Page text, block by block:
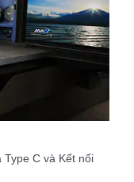
Type C và Kết nối